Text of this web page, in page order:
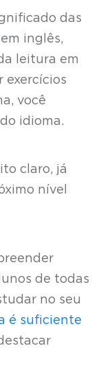
das
inglês,
leitura em
exercícios
você
idioma.
claro, já
nível
de todas
no seu
é suficiente